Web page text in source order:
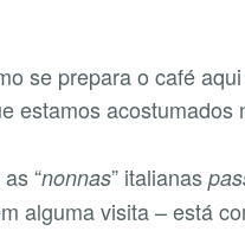
se prepara o café
estamos acostumados
“nonnas” italianas
alguma visita – está